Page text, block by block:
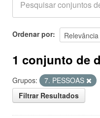
Ordenar por
1 conjunto de
Grupos: 7. PESSOAS
Filtrar Resultados